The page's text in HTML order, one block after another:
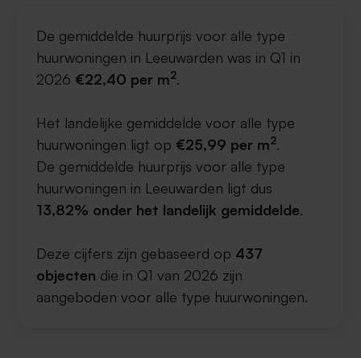
De gemiddelde huurprijs voor alle type
huurwoningen in Leeuwarden was in Q1 in
2026 €22,40 per m2.
Het landelijke gemiddelde voor alle type
huurwoningen ligt op €25,99 per m2.
De gemiddelde huurprijs voor alle type
huurwoningen in Leeuwarden ligt dus
13,82% onder het landelijk gemiddelde.
Deze cijfers zijn gebaseerd op 437
objecten die in Q1 van 2026 zijn
aangeboden voor alle type huurwoningen.